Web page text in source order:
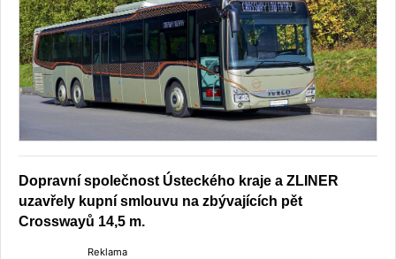
Dopravní společnost Ústeckého kraje a ZLINER
uzavřely kupní smlouvu na zbývajících pět
Crosswayů 14,5 m.
Reklama